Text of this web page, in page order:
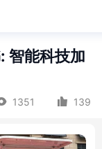
智能科技加
1351 139